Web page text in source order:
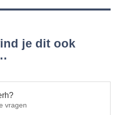
je dit ook
vragen